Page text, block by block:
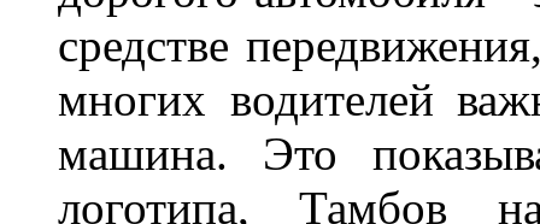
средстве
многих водителей
машина. Это
логотипа, Тамбов